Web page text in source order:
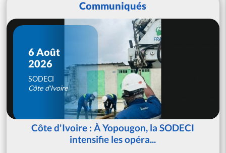
Communiqués
6 Août
2026
SODECI
Côte d'Ivoire
Côte d'Ivoire : À Yopougon, la SODECI
intensifie les opéra...